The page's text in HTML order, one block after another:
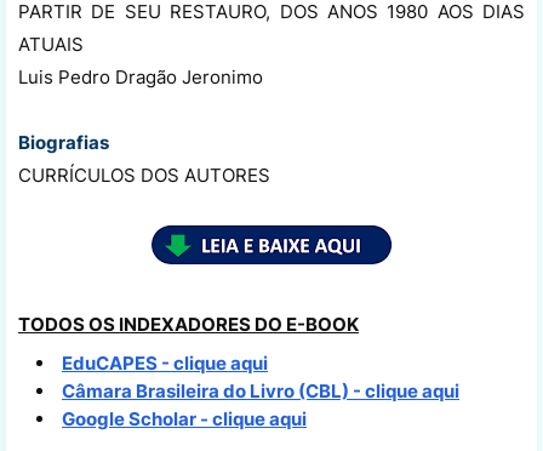
PARTIR DE SEU RESTAURO, DOS ANOS 1980 AOS DIAS
ATUAIS
Luis Pedro Dragão Jeronimo
Biografias
CURRÍCULOS DOS AUTORES
TODOS OS INDEXADORES DO E-BOOK
EduCAPES - clique aqui
Câmara Brasileira do Livro (CBL) - clique aqui
Google Scholar - clique aqui